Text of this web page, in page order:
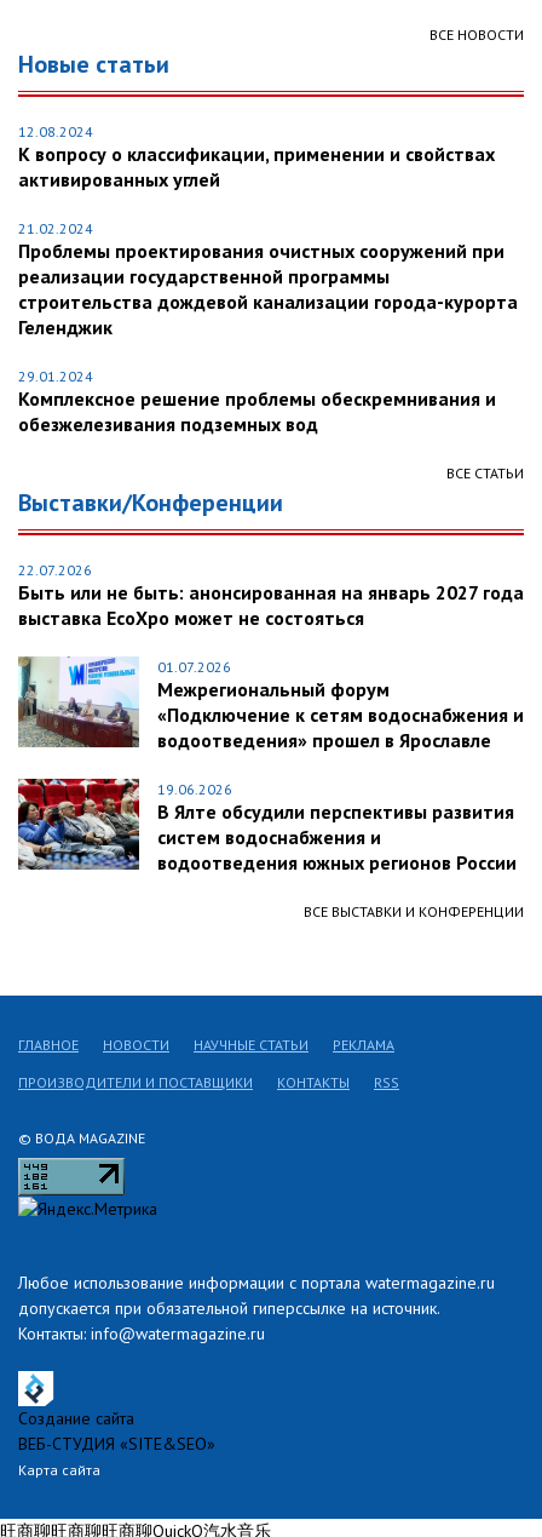
ВСЕ НОВОСТИ
Новые статьи
12.08.2024
К вопросу о классификации, применении и свойствах
активированных углей
21.02.2024
Проблемы проектирования очистных сооружений при
реализации государственной программы
строительства дождевой канализации города-курорта
Геленджик
29.01.2024
Комплексное решение проблемы обескремнивания и
обезжелезивания подземных вод
ВСЕ СТАТЬИ
Выставки/Конференции
22.07.2026
Быть или не быть: анонсированная на январь 2027 года
выставка EcoXpo может не состояться
01.07.2026
Межрегиональный форум
«Подключение к сетям водоснабжения и
водоотведения» прошел в Ярославле
19.06.2026
В Ялте обсудили перспективы развития
систем водоснабжения и
водоотведения южных регионов России
ВСЕ ВЫСТАВКИ И КОНФЕРЕНЦИИ
© ВОДА MAGAZINE
Любое использование информации с портала watermagazine.ru
допускается при обязательной гиперссылке на источник.
Контакты: info@watermagazine.ru
ГЛАВНОЕ НОВОСТИ НАУЧНЫЕ СТАТЬИ РЕКЛАМА
ПРОИЗВОДИТЕЛИ И ПОСТАВЩИКИ КОНТАКТЫ RSS
Создание сайта
ВЕБ-СТУДИЯ «SITE&SEO»
Карта сайта
旺商聊旺商聊旺商聊QuickQ汽水音乐